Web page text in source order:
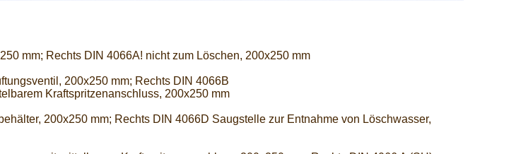
mm; Rechts DIN 4066A! nicht zum Löschen, 200x250 mm
200x250 mm; Rechts DIN 4066B
Kraftspritzenanschluss, 200x250 mm
200x250 mm; Rechts DIN 4066D Saugstelle zur Entnahme von Löschwasser,